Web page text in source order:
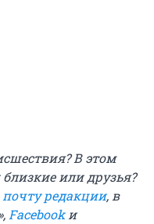
В этом
или друзья?
почту редакции, в
Facebookи